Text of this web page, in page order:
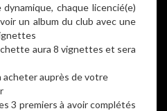
chaque licencié(e)
un album du club avec une
aura 8 vignettes et sera
acheter auprès de votre
3 premiers à avoir complétés